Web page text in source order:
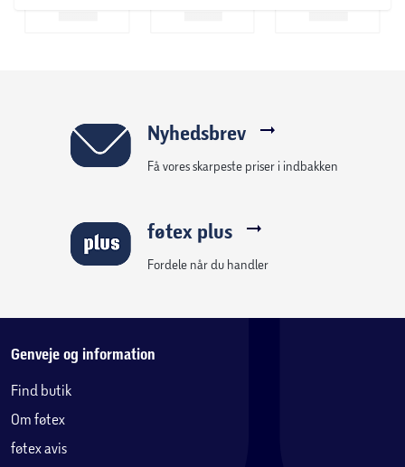
Nyhedsbrev
Få vores skarpeste priser i indbakken
føtex plus
Fordele når du handler
Genveje og information
Find butik
Om føtex
føtex avis